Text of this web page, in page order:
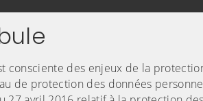
consciente des enjeux de la
de protection des données